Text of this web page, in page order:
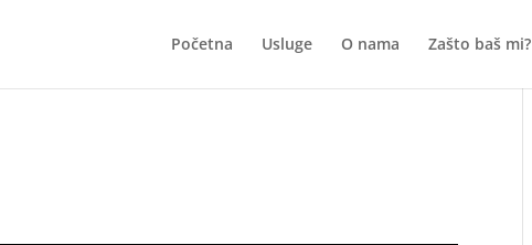
Početna Usluge O nama Zašto baš mi?